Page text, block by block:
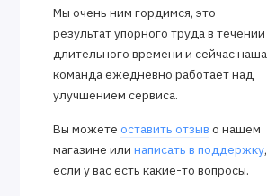
Мы очень ним гордимся, это
результат упорного труда в течении
длительного времени и сейчас наша
команда ежедневно работает над
улучшением сервиса.
Вы можете оставить отзыв о нашем
магазине или написать в поддержку,
если у вас есть какие-то вопросы.